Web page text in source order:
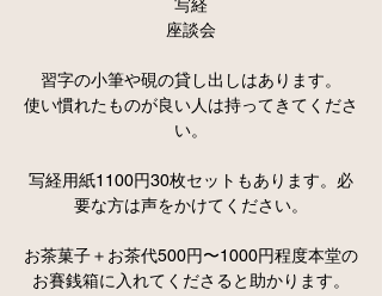
写経
座談会
習字の小筆や硯の貸し出しはあります。
使い慣れたものが良い人は持ってきてくださ
い。
写経用紙1100円30枚セットもあります。必
要な方は声をかけてください。
お茶菓子＋お茶代500円〜1000円程度本堂の
お賽銭箱に入れてくださると助かります。